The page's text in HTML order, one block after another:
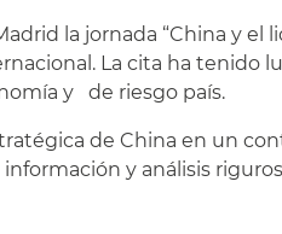
la jornada “China y el
La cita ha tenido
y de riesgo país.
de China en un
y análisis